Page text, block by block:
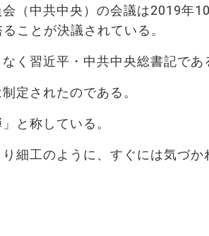
（中共中央）の会議は2019年
ことが決議されている。
く習近平・中共中央総書記であ
定されたのである。
と称している。
細工のように、すぐには気づか